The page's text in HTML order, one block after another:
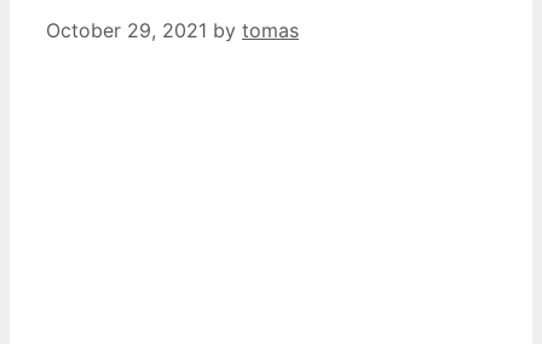
October 29, 2021 by tomas